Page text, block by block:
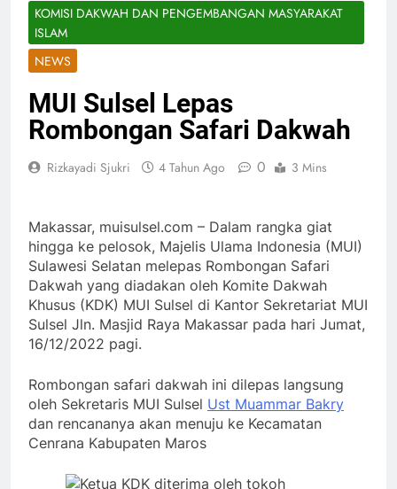
KOMISI DAKWAH DAN PENGEMBANGAN MASYARAKAT
ISLAM
NEWS
MUI Sulsel Lepas
Rombongan Safari Dakwah
Rizkayadi Sjukri 4 Tahun Ago 0 3 Mins
Makassar, muisulsel.com – Dalam rangka giat
hingga ke pelosok, Majelis Ulama Indonesia (MUI)
Sulawesi Selatan melepas Rombongan Safari
Dakwah yang diadakan oleh Komite Dakwah
Khusus (KDK) MUI Sulsel di Kantor Sekretariat MUI
Sulsel Jln. Masjid Raya Makassar pada hari Jumat,
16/12/2022 pagi.
Rombongan safari dakwah ini dilepas langsung
oleh Sekretaris MUI Sulsel Ust Muammar Bakry
dan rencananya akan menuju ke Kecamatan
Cenrana Kabupaten Maros